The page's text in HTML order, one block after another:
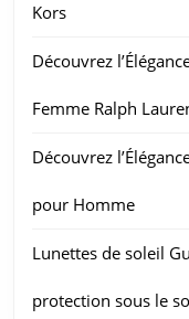
Kors
Découvrez
Femme Ralph
Découvrez
pour Homme
Lunettes de soleil
protection sous le